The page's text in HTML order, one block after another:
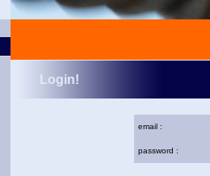
Login!
email :
password :